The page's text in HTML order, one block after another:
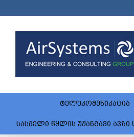
to
content
ტელეკომუნიკაცია
სასმელი წყლის უჟანგავი ავზი